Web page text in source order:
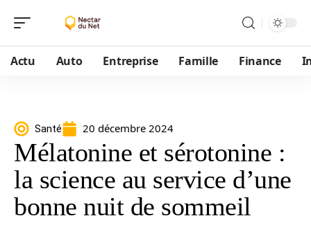
Actu Auto Entreprise Famille Finance
Santé 20 décembre 2024
Mélatonine et sérotonine :
la science au service d’une
bonne nuit de sommeil